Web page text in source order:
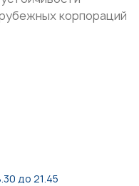
корпораций
до 21.45